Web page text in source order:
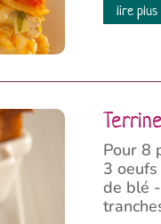
lire plus
Pour 8
3
de blé